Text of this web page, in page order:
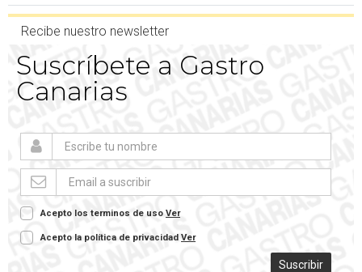
Recibe nuestro newsletter
Suscríbete a Gastro
Canarias
Acepto los terminos de uso Ver
Acepto la política de privacidad Ver
Suscribir